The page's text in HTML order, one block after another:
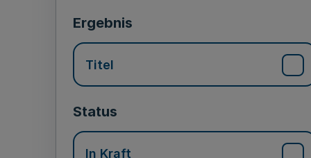
Ergebnis
Titel
Status
In Kraft